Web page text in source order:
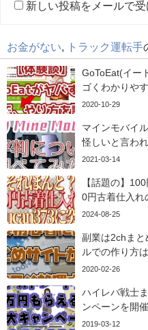
新しい投稿をメールで受
お金がない トラック運転手
GoToEat(イー
ゴくわかりや
2020-10-29
マインモバイ
怪しいと言わ
2021-03-14
【話題の】
0円古着仕入れ
2024-08-25
副業は2chまと
ルでの作り方
2020-02-26
ハイレバ戦士
ンペーンを開
2019-03-12